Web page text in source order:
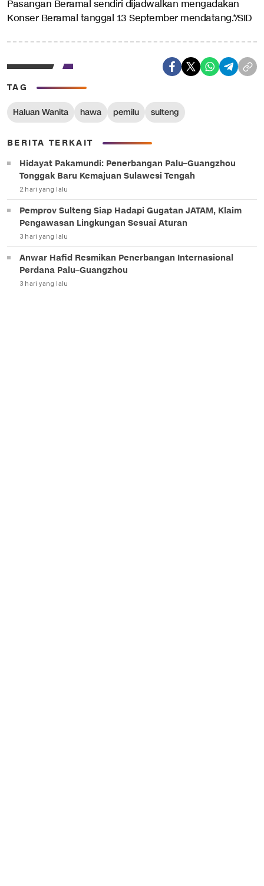
Pasangan Beramal sendiri dijadwalkan mengadakan
Konser Beramal tanggal 13 September mendatang.*/SID
TAG
Haluan Wanita hawa pemilu sulteng
BERITA TERKAIT
Hidayat Pakamundi: Penerbangan Palu–Guangzhou
Tonggak Baru Kemajuan Sulawesi Tengah
2 hari yang lalu
Pemprov Sulteng Siap Hadapi Gugatan JATAM, Klaim
Pengawasan Lingkungan Sesuai Aturan
3 hari yang lalu
Anwar Hafid Resmikan Penerbangan Internasional
Perdana Palu–Guangzhou
3 hari yang lalu